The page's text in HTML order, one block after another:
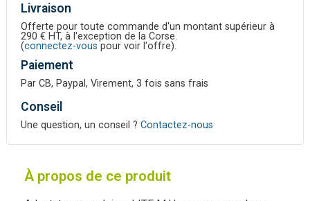
Livraison
Offerte pour toute commande d'un montant supérieur à
290 € HT, à l'exception de la Corse.
(connectez-vous pour voir l'offre).
Paiement
Par CB, Paypal, Virement, 3 fois sans frais
Conseil
Une question, un conseil ? Contactez-nous
À propos de ce produit